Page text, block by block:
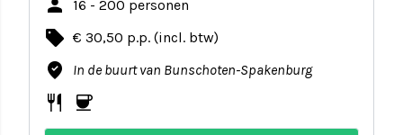
person 16 - 200 personen
local_offer € 30,50 p.p. (incl. btw)
where_to_vote In de buurt van Bunschoten-Spakenburg
restaurant coffee